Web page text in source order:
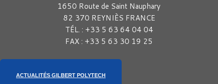
1650 Route de Saint Nauphary
82 370 REYNIÈS FRANCE
TÉL. : +33 5 63 64 04 04
FAX : +33 5 63 30 19 25
ACTUALITÉS GILBERT POLYTECH